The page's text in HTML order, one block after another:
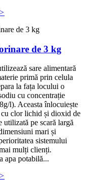
>
de 3 kg
sare alimentară
primă prin celula
la fața locului o
cu concentrație
l). Aceasta înlocuiește
cu clor lichid și dioxid de
utilizată pe scară largă
mari și
sistemului
mulți clienți.
apa potabilă...
>